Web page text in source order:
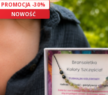
NOWOŚĆ
PROMOCJA -30%